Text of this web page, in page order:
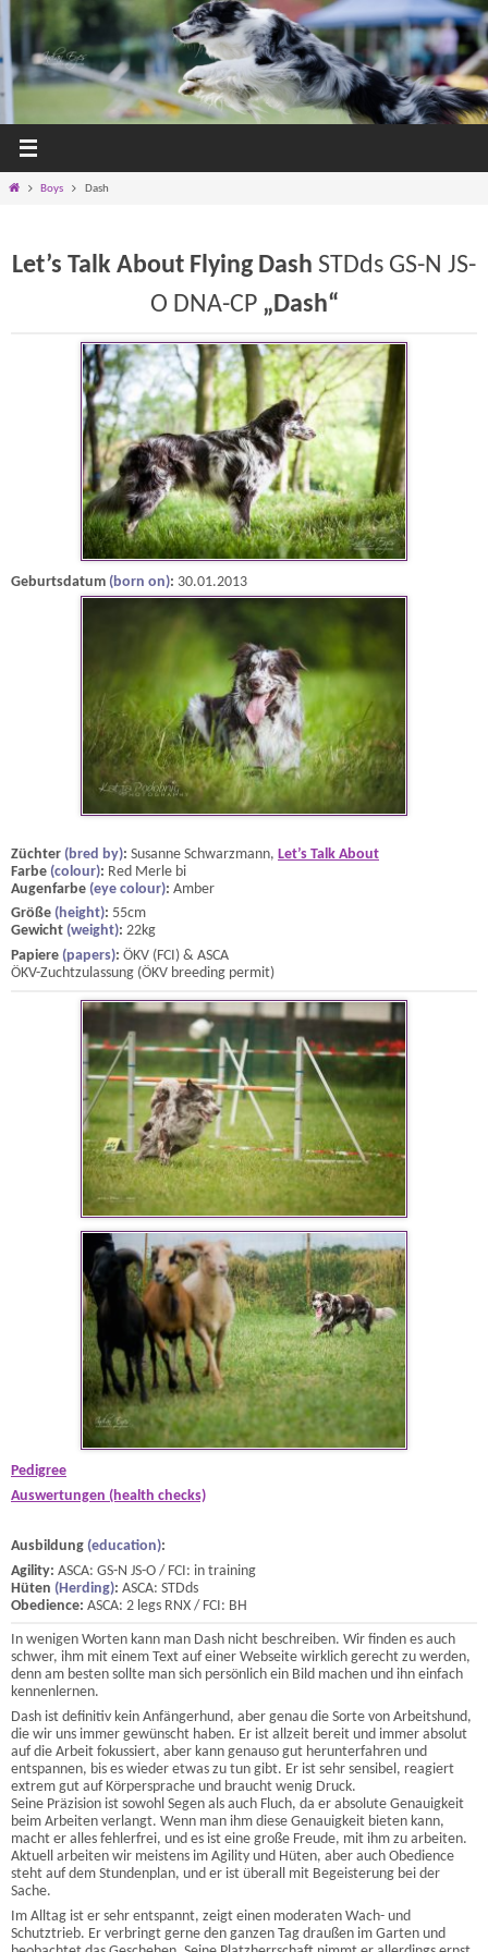
Inhalt
HomeBoys Dash
Let’s Talk About Flying Dash STDds GS-N JS-
O DNA-CP „Dash“
Geburtsdatum (born on): 30.01.2013
Züchter (bred by): Susanne Schwarzmann, Let’s Talk About
Farbe (colour): Red Merle bi
Augenfarbe (eye colour): Amber
Größe (height): 55cm
Gewicht (weight): 22kg
Papiere (papers): ÖKV (FCI) & ASCA
ÖKV-Zuchtzulassung (ÖKV breeding permit)
Pedigree
Auswertungen (health checks)
Ausbildung (education):
Agility: ASCA: GS-N JS-O / FCI: in training
Hüten (Herding): ASCA: STDds
Obedience: ASCA: 2 legs RNX / FCI: BH
In wenigen Worten kann man Dash nicht beschreiben. Wir finden es auch
schwer, ihm mit einem Text auf einer Webseite wirklich gerecht zu werden,
denn am besten sollte man sich persönlich ein Bild machen und ihn einfach
kennenlernen.
Dash ist definitiv kein Anfängerhund, aber genau die Sorte von Arbeitshund,
die wir uns immer gewünscht haben. Er ist allzeit bereit und immer absolut
auf die Arbeit fokussiert, aber kann genauso gut herunterfahren und
entspannen, bis es wieder etwas zu tun gibt. Er ist sehr sensibel, reagiert
extrem gut auf Körpersprache und braucht wenig Druck.
Seine Präzision ist sowohl Segen als auch Fluch, da er absolute Genauigkeit
beim Arbeiten verlangt. Wenn man ihm diese Genauigkeit bieten kann,
macht er alles fehlerfrei, und es ist eine große Freude, mit ihm zu arbeiten.
Aktuell arbeiten wir meistens im Agility und Hüten, aber auch Obedience
steht auf dem Stundenplan, und er ist überall mit Begeisterung bei der
Sache.
Im Alltag ist er sehr entspannt, zeigt einen moderaten Wach- und
Schutztrieb. Er verbringt gerne den ganzen Tag draußen im Garten und